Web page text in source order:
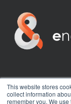
This website stores
collect information
remember you. We